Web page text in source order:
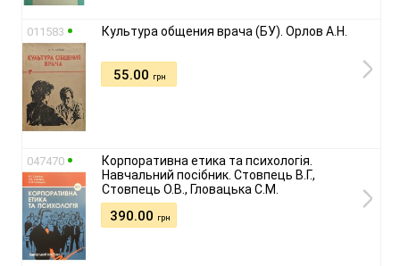
011583 Культура общения врача (БУ). Орлов А.Н.
55.00 грн
047470
Корпоративна етика та психологія.
Навчальний посібник. Стовпець В.Г.,
Стовпець О.В., Гловацька С.М.
390.00 грн